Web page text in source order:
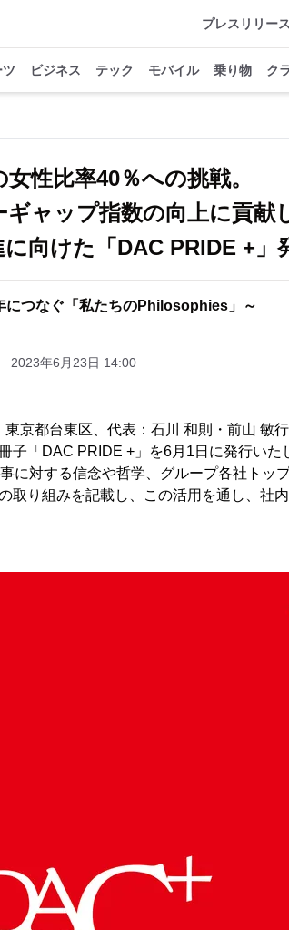
プレスリリー
ツ ビジネス テック モバイル 乗り物 ク
女性比率40％への挑戦。
ギャップ指数の向上に貢献
向けた「DAC PRIDE +」
につなぐ「私たちのPhilosophies」～
2023年6月23日 14:00
京都台東区、代表：石川 和則・前山 敏
子「DAC PRIDE +」を6月1日に発行いた
に対する信念や哲学、グループ各社トッ
取り組みを記載し、この活用を通し、社